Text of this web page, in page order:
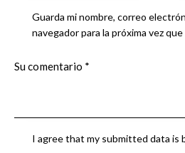
Guarda mi nombre, correo
navegador para la próxima vez
I agree that my submitted data is